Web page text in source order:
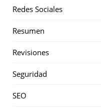
Redes Sociales
Resumen
Revisiones
Seguridad
SEO